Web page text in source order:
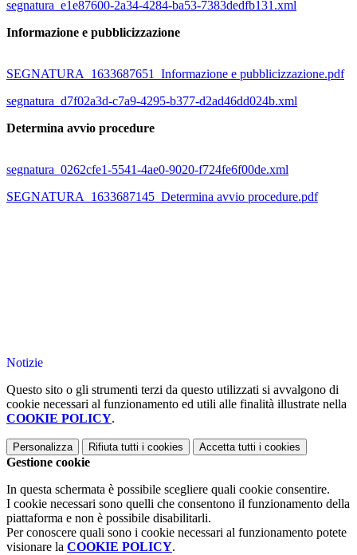
segnatura_e1e87600-2a34-4284-ba53-7383dedfb131.xml
Informazione e pubblicizzazione
SEGNATURA_1633687651_Informazione e pubblicizzazione.pdf
segnatura_d7f02a3d-c7a9-4295-b377-d2ad46dd024b.xml
Determina avvio procedure
segnatura_0262cfe1-5541-4ae0-9020-f724fe6f00de.xml
SEGNATURA_1633687145_Determina avvio procedure.pdf
Notizie
Questo sito o gli strumenti terzi da questo utilizzati si avvalgono di
cookie necessari al funzionamento ed utili alle finalità illustrate nella
COOKIE POLICY.
Personalizza Rifiuta tutti i cookies Accetta tutti i cookies
Gestione cookie
In questa schermata è possibile scegliere quali cookie consentire.
I cookie necessari sono quelli che consentono il funzionamento della
piattaforma e non è possibile disabilitarli.
Per conoscere quali sono i cookie necessari al funzionamento potete
visionare la COOKIE POLICY.